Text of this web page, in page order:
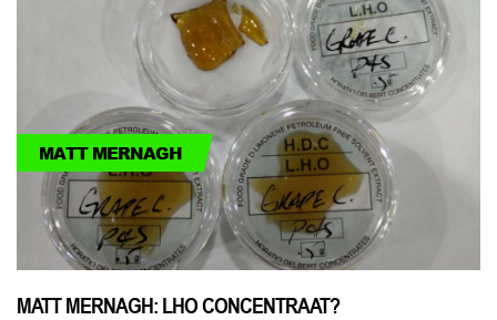
MATT MERNAGH
MATT MERNAGH: LHO CONCENTRAAT?